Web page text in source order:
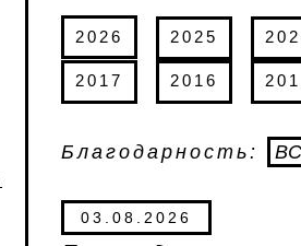
2026 2025
2017 2016
Благодарность:
03.08.2026